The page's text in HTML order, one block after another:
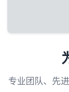
专业团队、先